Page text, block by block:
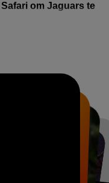
om Jaguars te
via de stad Cuiabá,
Deze regio biedt
gericht op
ter
Porto Jofre
aan dierenleven, is